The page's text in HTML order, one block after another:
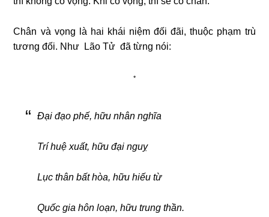
Chân và vọng là hai khái niệm đối đãi, thuộc phạm trù
tương đối. Như Lão Tử đã từng nói:
*
Đại đạo phế, hữu nhân nghĩa
Trí huệ xuất, hữu đại nguỵ
Lục thân bất hòa, hữu hiếu từ
Quốc gia hôn loạn, hữu trung thần.